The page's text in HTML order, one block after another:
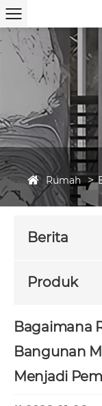
Rumah
Berita
Produk
Bagaimana
Bangunan
Menjadi